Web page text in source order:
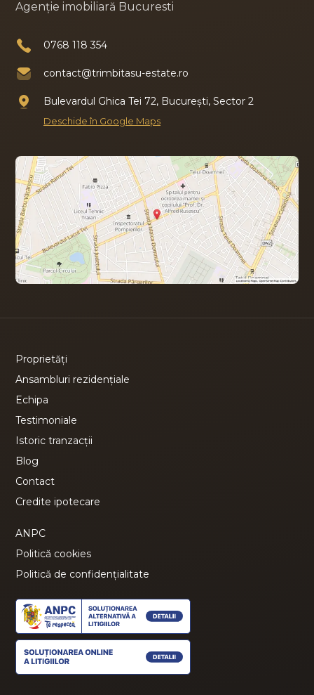
Agenție imobiliară Bucuresti
0768 118 354
contact@trimbitasu-estate.ro
Bulevardul Ghica Tei 72, București, Sector 2
Deschide în Google Maps
Proprietăți
Ansambluri rezidențiale
Echipa
Testimoniale
Istoric tranzacții
Blog
Contact
Credite ipotecare
ANPC
Politică cookies
Politică de confidențialitate